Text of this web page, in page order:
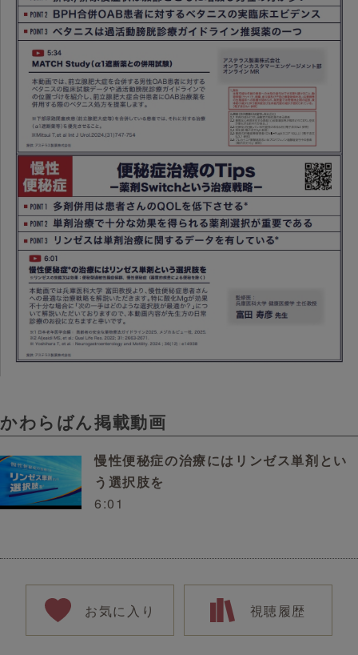
かわらばん掲載動画
慢性便秘症の治療にはリンゼス単剤とい
う選択肢を
6:01
お気に入り 視聴履歴